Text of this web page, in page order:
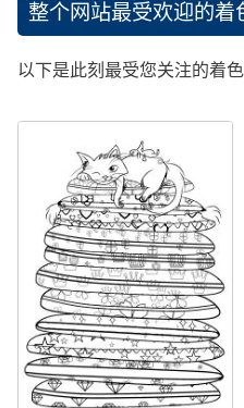
整个网站最受欢迎的着
以下是此刻最受您关注的着